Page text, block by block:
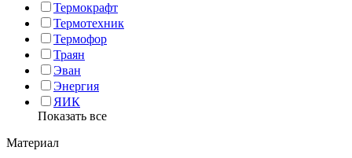
Термокрафт
Термотехник
Термофор
Траян
Эван
Энергия
ЯИК
Показать все
Материал